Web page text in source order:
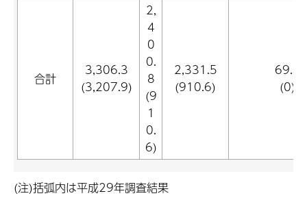
合計
3,306.3
(3,207.9)
2,
4
0
0.
8
(9
1
0.
6)
2,331.5
(910.6)
69.3
(0)
(注)括弧内は平成29年調査結果